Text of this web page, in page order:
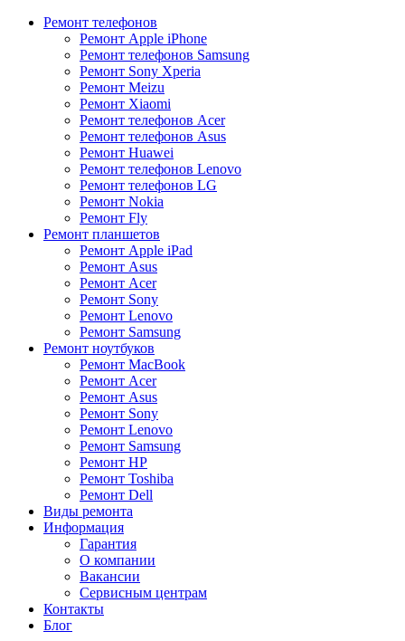
Ремонт телефонов
Ремонт Apple iPhone
Ремонт телефонов Samsung
Ремонт Sony Xperia
Ремонт Meizu
Ремонт Xiaomi
Ремонт телефонов Acer
Ремонт телефонов Asus
Ремонт Huawei
Ремонт телефонов Lenovo
Ремонт телефонов LG
Ремонт Nokia
Ремонт Fly
Ремонт планшетов
Ремонт Apple iPad
Ремонт Asus
Ремонт Acer
Ремонт Sony
Ремонт Lenovo
Ремонт Samsung
Ремонт ноутбуков
Ремонт MacBook
Ремонт Acer
Ремонт Asus
Ремонт Sony
Ремонт Lenovo
Ремонт Samsung
Ремонт HP
Ремонт Toshiba
Ремонт Dell
Виды ремонта
Информация
Гарантия
О компании
Вакансии
Сервисным центрам
Контакты
Блог